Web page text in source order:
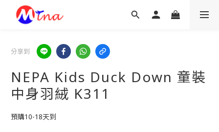
分享到
NEPA Kids Duck Down 童裝
中身羽絨 K311
預購10-18天到